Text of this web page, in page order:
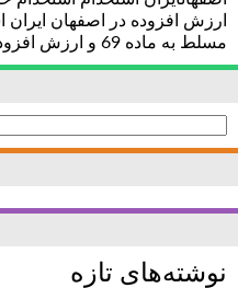
ارزش افزوده در اصفهان ایران
مسلط به ماده 69 و ارزش افزوده در اصفهان
برای:
نوشته‌های تازه